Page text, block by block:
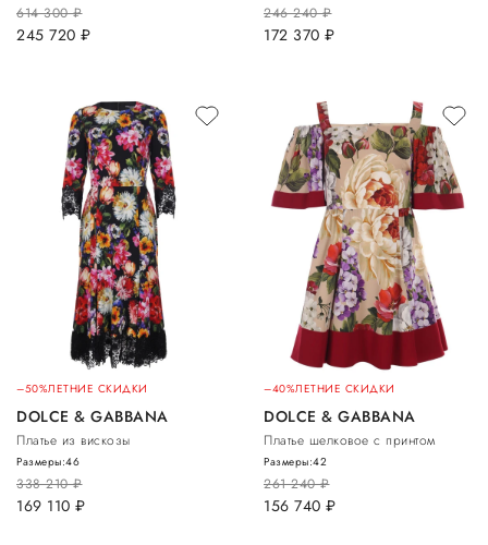
614 300руб.
245 720 руб.
246 240руб.
172 370 руб.
–50%ЛЕТНИЕ СКИДКИ
DOLCE & GABBANA
Платье из вискозы
338 210руб.
169 110 руб.
Размеры:46
–40%ЛЕТНИЕ СКИДКИ
DOLCE & GABBANA
Платье шелковое с принтом
261 240руб.
156 740 руб.
Размеры:42